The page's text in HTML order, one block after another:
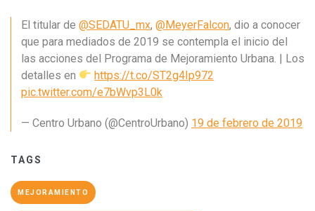
El titular de @SEDATU_mx, @MeyerFalcon, dio a conocer
que para mediados de 2019 se contempla el inicio del
las acciones del Programa de Mejoramiento Urbana. | Los
detalles en
https://t.co/ST2g4Ip972
pic.twitter.com/e7bWvp3L0k
— Centro Urbano (@CentroUrbano) 19 de febrero de 2019
TAGS
MEJORAMIENTO